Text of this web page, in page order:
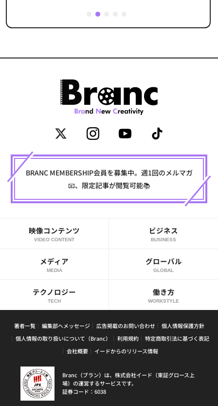
2
BRANC MEMBERSHIP会員を募集中。週1回のメルマガ
📧、限定記事が閲覧可能📚
映像コンテンツ
VIDEO CONTENT
ビジネス
BUSINESS
メディア
MEDIA
グローバル
GLOBAL
テクノロジー
TECH
働き方
WORKSTYLE
著者一覧 編集部へメッセージ 広告掲載のお問い合わせ
個人情報保護方針
個人情報の取り扱いについて（Branc）
利用規約
特定商取引法に基づく表記
会社概要
イードからのリリース情報
Branc（ブラン）は、株式会社イード（東証グロース上
場）の運営するサービスです。
証券コード：6038